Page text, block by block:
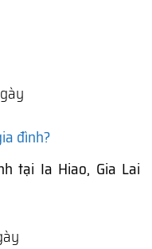
đình?
tại Ia Hiao, Gia Lai